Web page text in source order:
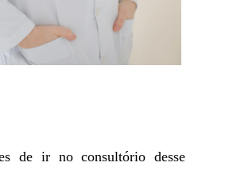
de ir no consultório desse